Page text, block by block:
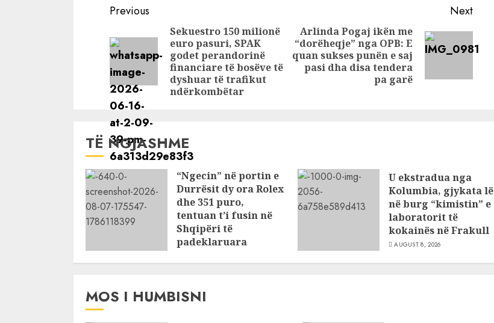
rrugë që
shemben pa u
marrë në dorëzim
strategjik dhe i
jep tokë për vila
në bregdet
strategjikë, të
tjera vila dhe
hotele në
bregdet
Continue
Reading
Previous
Previous
post:
Sekuestro 150 milionë
euro pasuri, SPAK
godet perandorinë
financiare të bosëve të
dyshuar të trafikut
ndërkombëtar
Next
Next
post:
Arlinda Pogaj ikën me
“dorëheqje” nga OPB: E
quan sukses punën e saj
pasi dha disa tendera
pa garë
TË NGJASHME
“Ngecin” në portin e
Durrësit dy ora Rolex
dhe 351 puro,
tentuan t’i fusin në
Shqipëri të
padeklaruara
U ekstradua nga
Kolumbia, gjykata lë
në burg “kimistin” e
laboratorit të
kokainës në Frakull
AUGUST 8, 2026
MOS I HUMBISNI